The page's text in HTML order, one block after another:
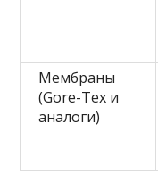
Мембраны
(Gore-Tex и
аналоги)